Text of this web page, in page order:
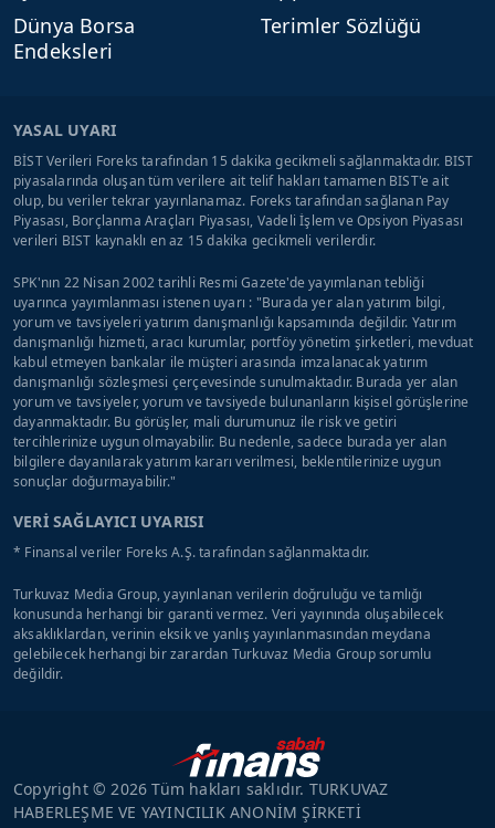
Dünya Borsa
Endeksleri
Terimler Sözlüğü
YASAL UYARI
BİST Verileri Foreks tarafından 15 dakika gecikmeli sağlanmaktadır. BIST
piyasalarında oluşan tüm verilere ait telif hakları tamamen BIST'e ait
olup, bu veriler tekrar yayınlanamaz. Foreks tarafından sağlanan Pay
Piyasası, Borçlanma Araçları Piyasası, Vadeli İşlem ve Opsiyon Piyasası
verileri BIST kaynaklı en az 15 dakika gecikmeli verilerdir.
SPK'nın 22 Nisan 2002 tarihli Resmi Gazete'de yayımlanan tebliği
uyarınca yayımlanması istenen uyarı : "Burada yer alan yatırım bilgi,
yorum ve tavsiyeleri yatırım danışmanlığı kapsamında değildir. Yatırım
danışmanlığı hizmeti, aracı kurumlar, portföy yönetim şirketleri, mevduat
kabul etmeyen bankalar ile müşteri arasında imzalanacak yatırım
danışmanlığı sözleşmesi çerçevesinde sunulmaktadır. Burada yer alan
yorum ve tavsiyeler, yorum ve tavsiyede bulunanların kişisel görüşlerine
dayanmaktadır. Bu görüşler, mali durumunuz ile risk ve getiri
tercihlerinize uygun olmayabilir. Bu nedenle, sadece burada yer alan
bilgilere dayanılarak yatırım kararı verilmesi, beklentilerinize uygun
sonuçlar doğurmayabilir."
VERİ SAĞLAYICI UYARISI
* Finansal veriler Foreks A.Ş. tarafından sağlanmaktadır.
Turkuvaz Media Group, yayınlanan verilerin doğruluğu ve tamlığı
konusunda herhangi bir garanti vermez. Veri yayınında oluşabilecek
aksaklıklardan, verinin eksik ve yanlış yayınlanmasından meydana
gelebilecek herhangi bir zarardan Turkuvaz Media Group sorumlu
değildir.
Copyright © 2026 Tüm hakları saklıdır. TURKUVAZ
HABERLEŞME VE YAYINCILIK ANONİM ŞİRKETİ